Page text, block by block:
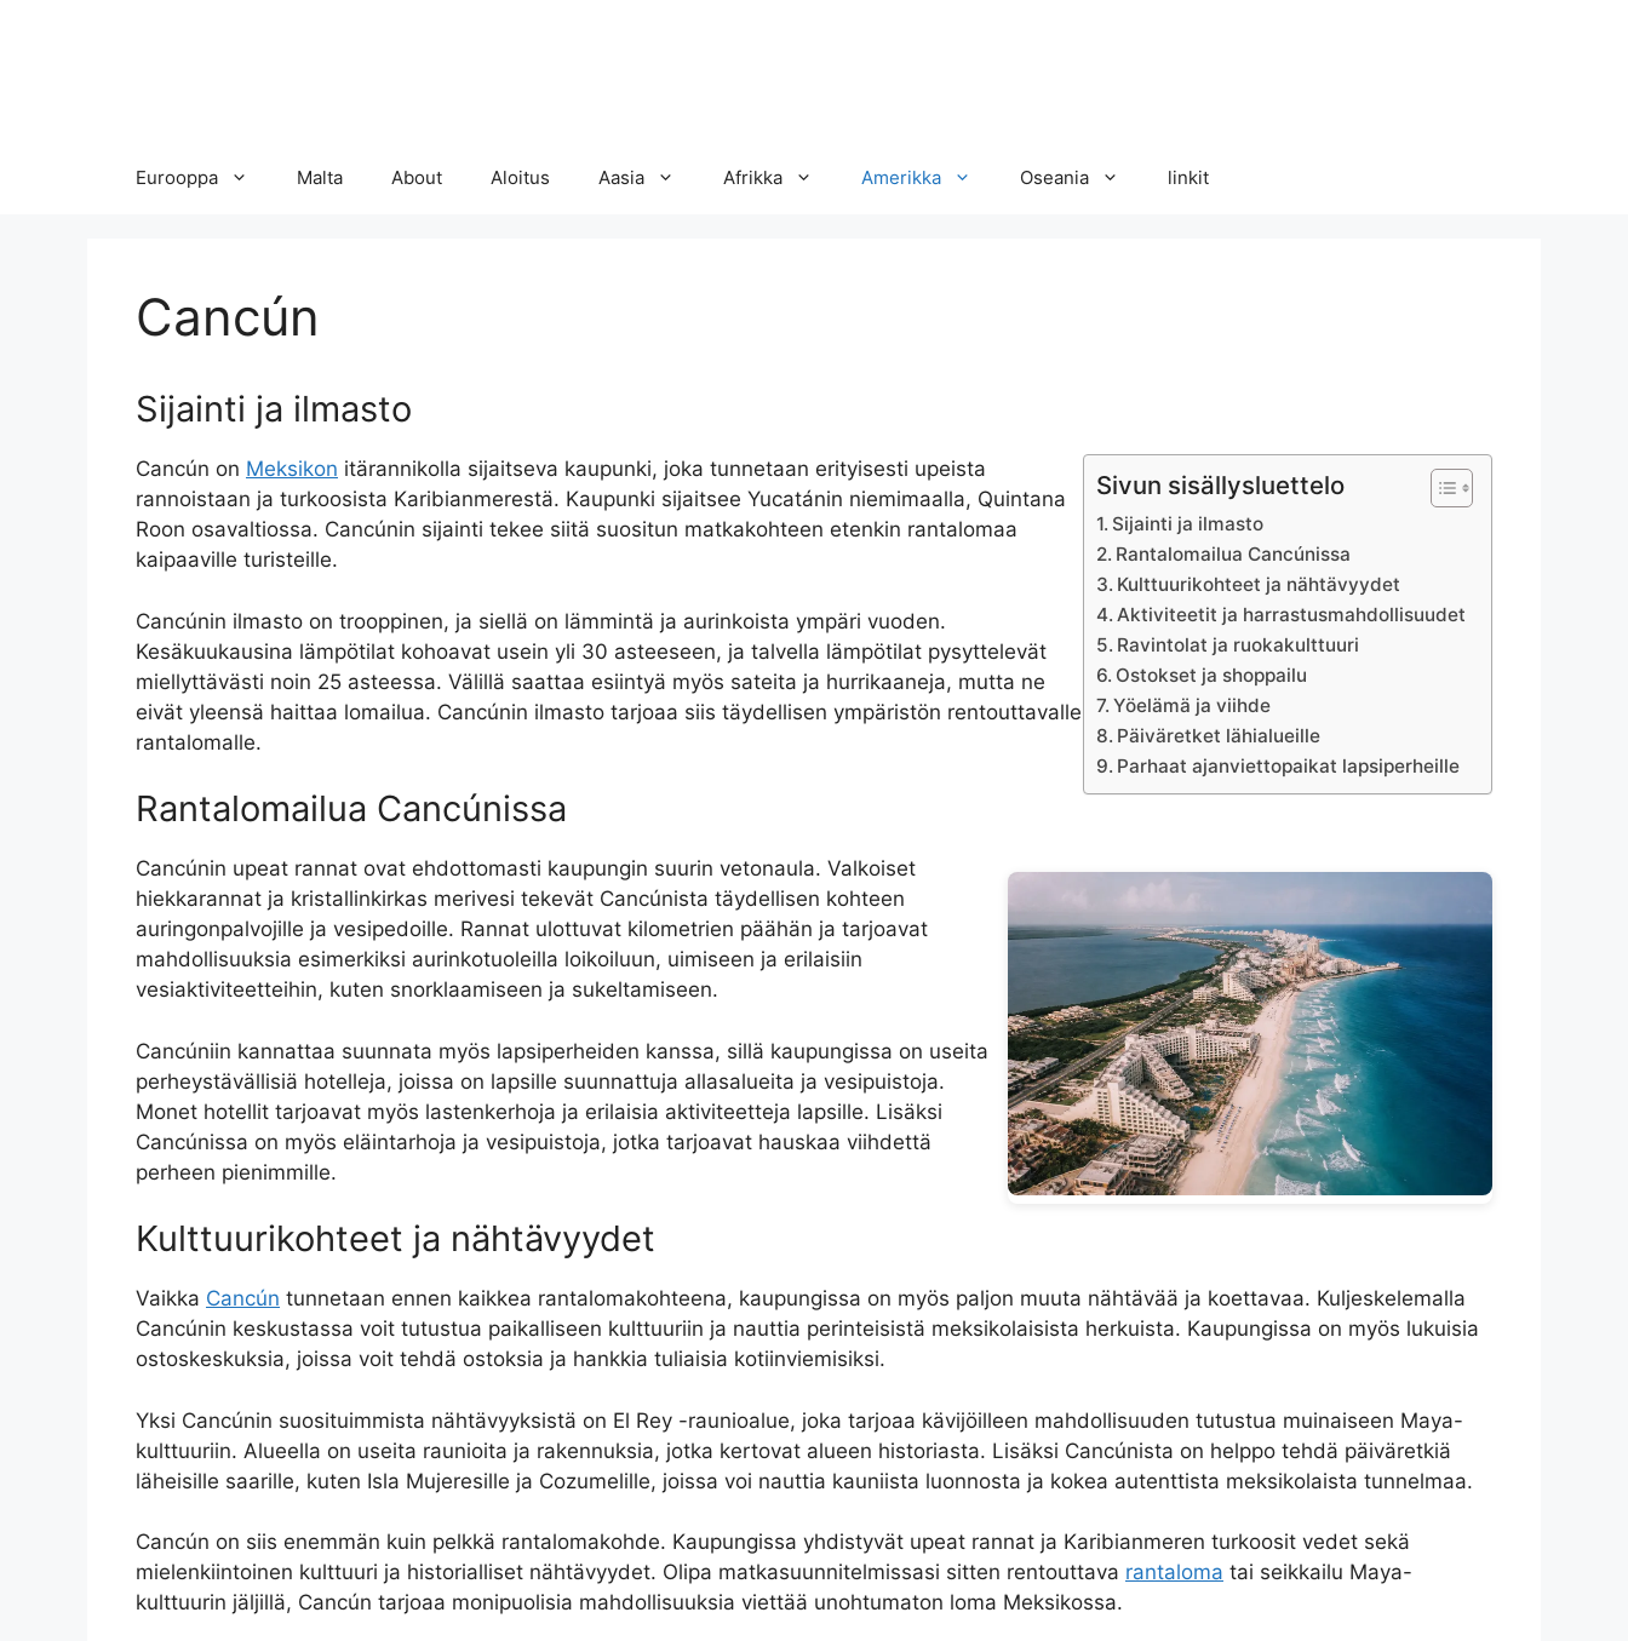
Eurooppa Malta About Aloitus Aasia Afrikka Amerikka Oseania linkit
Cancún
Sijainti ja ilmasto
Sivun sisällysluettelo
Sijainti ja ilmasto
Rantalomailua Cancúnissa
Kulttuurikohteet ja nähtävyydet
Aktiviteetit ja harrastusmahdollisuudet
Ravintolat ja ruokakulttuuri
Ostokset ja shoppailu
Yöelämä ja viihde
Päiväretket lähialueille
Parhaat ajanviettopaikat lapsiperheille
Cancún on Meksikon itärannikolla sijaitseva kaupunki, joka tunnetaan erityisesti upeista
rannoistaan ja turkoosista Karibianmerestä. Kaupunki sijaitsee Yucatánin niemimaalla, Quintana
Roon osavaltiossa. Cancúnin sijainti tekee siitä suositun matkakohteen etenkin rantalomaa
kaipaaville turisteille.
Cancúnin ilmasto on trooppinen, ja siellä on lämmintä ja aurinkoista ympäri vuoden.
Kesäkuukausina lämpötilat kohoavat usein yli 30 asteeseen, ja talvella lämpötilat pysyttelevät
miellyttävästi noin 25 asteessa. Välillä saattaa esiintyä myös sateita ja hurrikaaneja, mutta ne
eivät yleensä haittaa lomailua. Cancúnin ilmasto tarjoaa siis täydellisen ympäristön rentouttavalle
rantalomalle.
Rantalomailua Cancúnissa
Cancúnin upeat rannat ovat ehdottomasti kaupungin suurin vetonaula. Valkoiset
hiekkarannat ja kristallinkirkas merivesi tekevät Cancúnista täydellisen kohteen
auringonpalvojille ja vesipedoille. Rannat ulottuvat kilometrien päähän ja tarjoavat
mahdollisuuksia esimerkiksi aurinkotuoleilla loikoiluun, uimiseen ja erilaisiin
vesiaktiviteetteihin, kuten snorklaamiseen ja sukeltamiseen.
Cancúniin kannattaa suunnata myös lapsiperheiden kanssa, sillä kaupungissa on useita
perheystävällisiä hotelleja, joissa on lapsille suunnattuja allasalueita ja vesipuistoja.
Monet hotellit tarjoavat myös lastenkerhoja ja erilaisia aktiviteetteja lapsille. Lisäksi
Cancúnissa on myös eläintarhoja ja vesipuistoja, jotka tarjoavat hauskaa viihdettä
perheen pienimmille.
Kulttuurikohteet ja nähtävyydet
Vaikka Cancún tunnetaan ennen kaikkea rantalomakohteena, kaupungissa on myös paljon muuta nähtävää ja koettavaa. Kuljeskelemalla
Cancúnin keskustassa voit tutustua paikalliseen kulttuuriin ja nauttia perinteisistä meksikolaisista herkuista. Kaupungissa on myös lukuisia
ostoskeskuksia, joissa voit tehdä ostoksia ja hankkia tuliaisia kotiinviemisiksi.
Yksi Cancúnin suosituimmista nähtävyyksistä on El Rey -raunioalue, joka tarjoaa kävijöilleen mahdollisuuden tutustua muinaiseen Maya-
kulttuuriin. Alueella on useita raunioita ja rakennuksia, jotka kertovat alueen historiasta. Lisäksi Cancúnista on helppo tehdä päiväretkiä
läheisille saarille, kuten Isla Mujeresille ja Cozumelille, joissa voi nauttia kauniista luonnosta ja kokea autenttista meksikolaista tunnelmaa.
Cancún on siis enemmän kuin pelkkä rantalomakohde. Kaupungissa yhdistyvät upeat rannat ja Karibianmeren turkoosit vedet sekä
mielenkiintoinen kulttuuri ja historialliset nähtävyydet. Olipa matkasuunnitelmissasi sitten rentouttava rantaloma tai seikkailu Maya-
kulttuurin jäljillä, Cancún tarjoaa monipuolisia mahdollisuuksia viettää unohtumaton loma Meksikossa.